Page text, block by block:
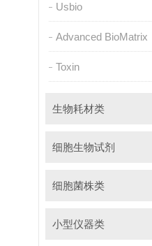
Usbio
Advanced BioMatrix
Toxin
生物耗材类
细胞生物试剂
细胞菌株类
小型仪器类